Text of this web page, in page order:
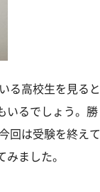
る高校生を見ると
いるでしょう。勝
回は受験を終えて
ました。